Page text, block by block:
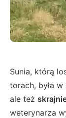
Sunia, którą
torach, była
ale też
weterynarza